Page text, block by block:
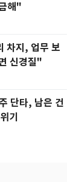
해"
차지, 업무 보
신경질"
단타, 남은 건
기